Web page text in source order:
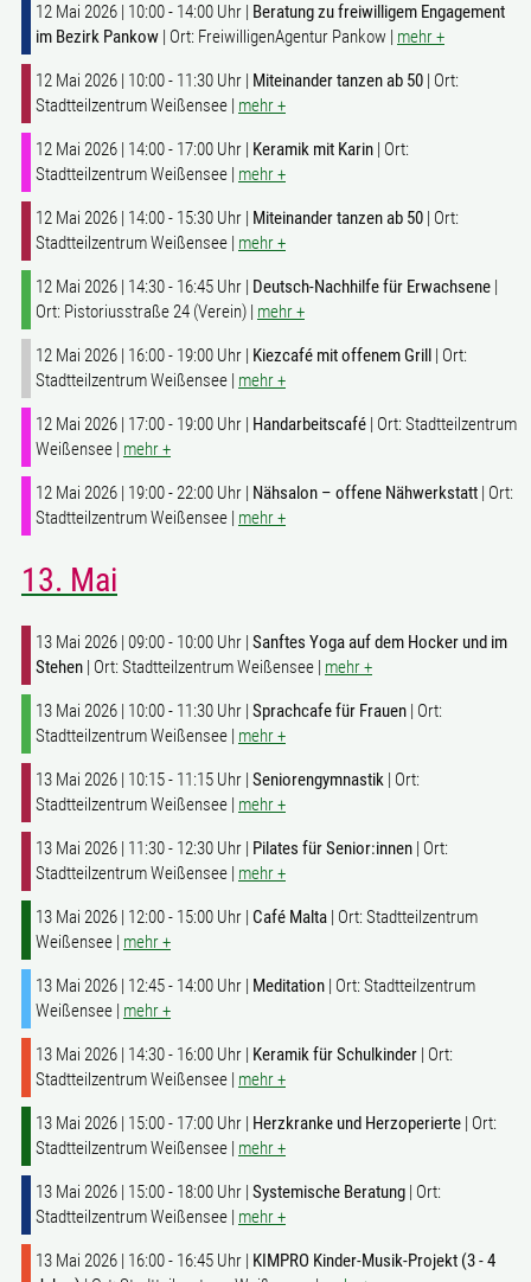
12 Mai 2026 | 10:00 - 14:00 Uhr | Beratung zu freiwilligem Engagement
im Bezirk Pankow | Ort: FreiwilligenAgentur Pankow | mehr +
12 Mai 2026 | 10:00 - 11:30 Uhr | Miteinander tanzen ab 50 | Ort:
Stadtteilzentrum Weißensee | mehr +
12 Mai 2026 | 14:00 - 17:00 Uhr | Keramik mit Karin | Ort:
Stadtteilzentrum Weißensee | mehr +
12 Mai 2026 | 14:00 - 15:30 Uhr | Miteinander tanzen ab 50 | Ort:
Stadtteilzentrum Weißensee | mehr +
12 Mai 2026 | 14:30 - 16:45 Uhr | Deutsch-Nachhilfe für Erwachsene |
Ort: Pistoriusstraße 24 (Verein) | mehr +
12 Mai 2026 | 16:00 - 19:00 Uhr | Kiezcafé mit offenem Grill | Ort:
Stadtteilzentrum Weißensee | mehr +
12 Mai 2026 | 17:00 - 19:00 Uhr | Handarbeitscafé | Ort: Stadtteilzentrum
Weißensee | mehr +
12 Mai 2026 | 19:00 - 22:00 Uhr | Nähsalon – offene Nähwerkstatt | Ort:
Stadtteilzentrum Weißensee | mehr +
13. Mai
13 Mai 2026 | 09:00 - 10:00 Uhr | Sanftes Yoga auf dem Hocker und im
Stehen | Ort: Stadtteilzentrum Weißensee | mehr +
13 Mai 2026 | 10:00 - 11:30 Uhr | Sprachcafe für Frauen | Ort:
Stadtteilzentrum Weißensee | mehr +
13 Mai 2026 | 10:15 - 11:15 Uhr | Seniorengymnastik | Ort:
Stadtteilzentrum Weißensee | mehr +
13 Mai 2026 | 11:30 - 12:30 Uhr | Pilates für Senior:innen | Ort:
Stadtteilzentrum Weißensee | mehr +
13 Mai 2026 | 12:00 - 15:00 Uhr | Café Malta | Ort: Stadtteilzentrum
Weißensee | mehr +
13 Mai 2026 | 12:45 - 14:00 Uhr | Meditation | Ort: Stadtteilzentrum
Weißensee | mehr +
13 Mai 2026 | 14:30 - 16:00 Uhr | Keramik für Schulkinder | Ort:
Stadtteilzentrum Weißensee | mehr +
13 Mai 2026 | 15:00 - 17:00 Uhr | Herzkranke und Herzoperierte | Ort:
Stadtteilzentrum Weißensee | mehr +
13 Mai 2026 | 15:00 - 18:00 Uhr | Systemische Beratung | Ort:
Stadtteilzentrum Weißensee | mehr +
13 Mai 2026 | 16:00 - 16:45 Uhr | KIMPRO Kinder-Musik-Projekt (3 - 4